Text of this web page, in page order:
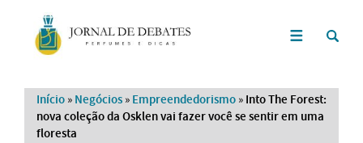
Início » Negócios » Empreendedorismo » Into The Forest:
nova coleção da Osklen vai fazer você se sentir em uma
floresta